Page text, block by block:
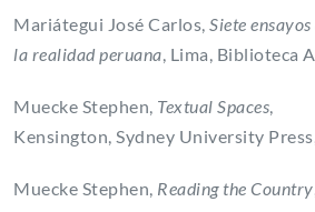
Mariátegui José Carlos, Siete
la realidad peruana, Lima, Biblioteca
Muecke Stephen, Textual Spaces,
Kensington, Sydney University
Muecke Stephen, Reading the Country